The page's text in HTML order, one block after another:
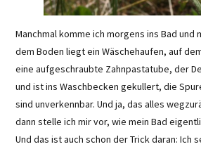
Manchmal komme ich morgens ins Bad und
dem Boden liegt ein Wäschehaufen, auf
eine aufgeschraubte Zahnpastatube, der
und ist ins Waschbecken gekullert, die
sind unverkennbar. Und ja, das alles
dann stelle ich mir vor, wie mein Bad
Und das ist auch schon der Trick daran: Ich